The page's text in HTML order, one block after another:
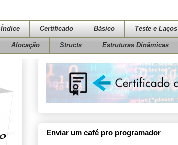
Índice Certificado Básico Teste e Laços
Alocação Structs Estruturas Dinâmicas
Enviar um café pro programador